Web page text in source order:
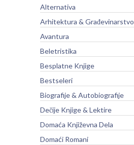
Alternativa
Arhitektura & Građevinarstvo
Avantura
Beletristika
Besplatne Knjige
Bestseleri
Biografije & Autobiografije
Dečije Knjige & Lektire
Domaća Književna Dela
Domaći Romani